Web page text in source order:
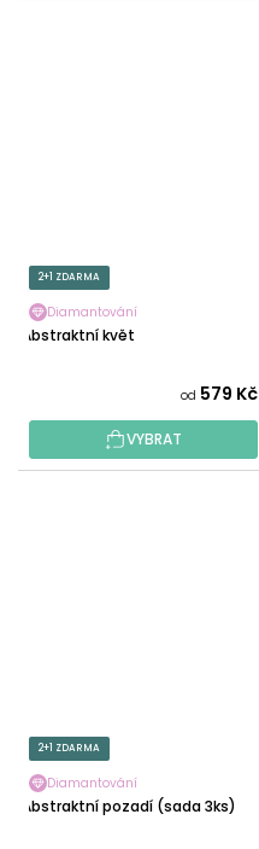
2+1 ZDARMA
Diamantování
Abstraktní květ
od 579 Kč
VYBRAT
2+1 ZDARMA
Diamantování
Abstraktní pozadí (sada 3ks)